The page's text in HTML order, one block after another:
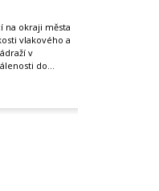
na okraji města
vlakového a
v
do...